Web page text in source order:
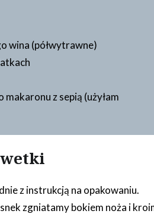
wina (półwytrawne)
z sepią (użyłam
z instrukcją na opakowaniu.
zgniatamy bokiem noża i